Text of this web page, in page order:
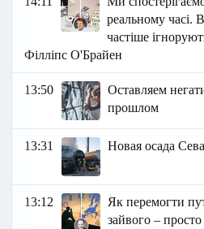
реальному часі.
частіше
Філліпс О'Брайен
13:50
Оставляем
прошлом
13:31 Новая осада
13:12
Як перемогти
зайвого –